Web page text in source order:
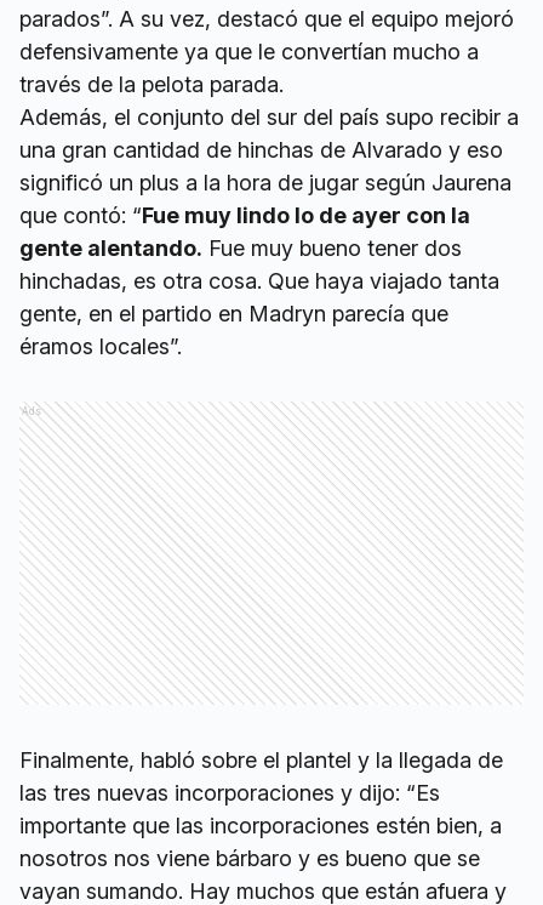
parados”. A su vez, destacó que el equipo mejoró
defensivamente ya que le convertían mucho a
través de la pelota parada.
Además, el conjunto del sur del país supo recibir a
una gran cantidad de hinchas de Alvarado y eso
significó un plus a la hora de jugar según Jaurena
que contó: “Fue muy lindo lo de ayer con la
gente alentando. Fue muy bueno tener dos
hinchadas, es otra cosa. Que haya viajado tanta
gente, en el partido en Madryn parecía que
éramos locales”.
Ads
Finalmente, habló sobre el plantel y la llegada de
las tres nuevas incorporaciones y dijo: “Es
importante que las incorporaciones estén bien, a
nosotros nos viene bárbaro y es bueno que se
vayan sumando. Hay muchos que están afuera y